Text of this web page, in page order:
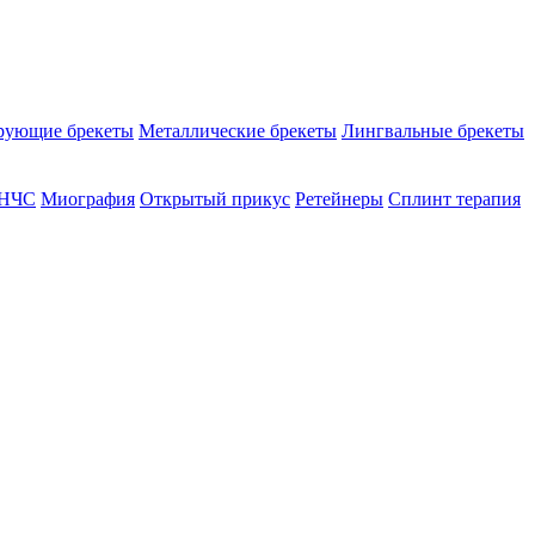
брекеты Металлические брекеты Лингвальные брекеты
Миография Открытый прикус Ретейнеры Сплинт терапия